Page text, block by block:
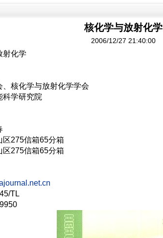
核化学与放射化学
2006/12/27 21:40:00
射化学
、核化学与放射化学学会
科学研究院
区275信箱65分箱
区275信箱65分箱
TL